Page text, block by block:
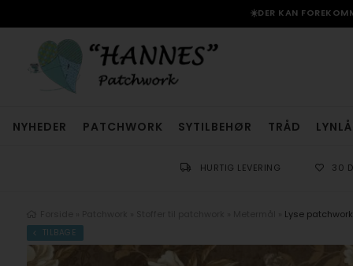
☀️DER KAN
NYHEDER PATCHWORK SYTILBEHØR TRÅD
HURTIG LEVERING 30
Lyse
TILBAGE